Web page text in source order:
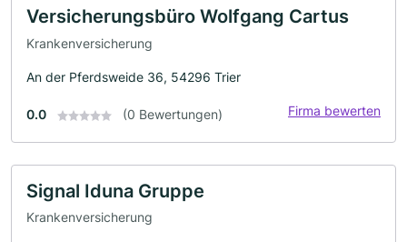
Versicherungsbüro Wolfgang Cartus
Krankenversicherung
An der Pferdsweide 36, 54296 Trier
0.0 (0 Bewertungen) Firma bewerten
Signal Iduna Gruppe
Krankenversicherung